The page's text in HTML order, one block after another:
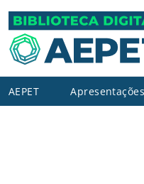
AEPET Apresentações